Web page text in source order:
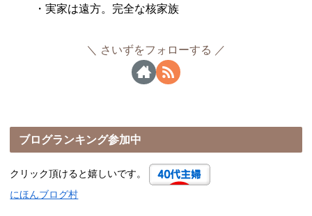
・実家は遠方。完全な核家族
さいずをフォローする
ブログランキング参加中
クリック頂けると嬉しいです。
にほんブログ村